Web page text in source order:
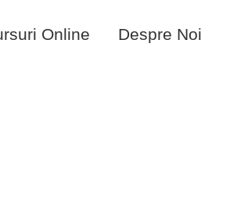
Online Despre Noi